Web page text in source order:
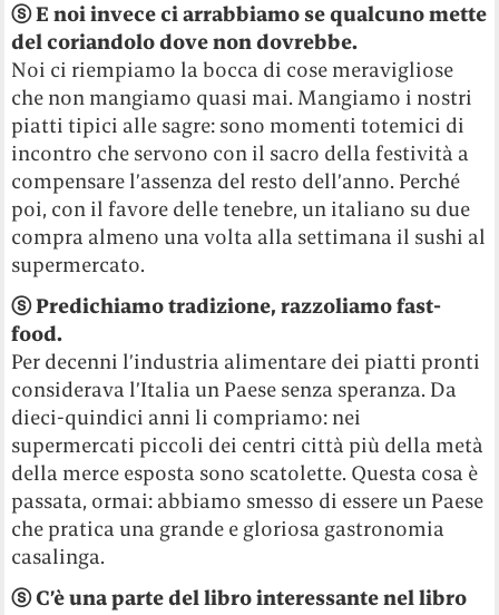
ⓢ E noi invece ci arrabbiamo se qualcuno mette
del coriandolo dove non dovrebbe.
Noi ci riempiamo la bocca di cose meravigliose
che non mangiamo quasi mai. Mangiamo i nostri
piatti tipici alle sagre: sono momenti totemici di
incontro che servono con il sacro della festività a
compensare l’assenza del resto dell’anno. Perché
poi, con il favore delle tenebre, un italiano su due
compra almeno una volta alla settimana il sushi al
supermercato.
ⓢ Predichiamo tradizione, razzoliamo fast-
food.
Per decenni l’industria alimentare dei piatti pronti
considerava l’Italia un Paese senza speranza. Da
dieci-quindici anni li compriamo: nei
supermercati piccoli dei centri città più della metà
della merce esposta sono scatolette. Questa cosa è
passata, ormai: abbiamo smesso di essere un Paese
che pratica una grande e gloriosa gastronomia
casalinga.
ⓢ C’è una parte del libro interessante nel libro